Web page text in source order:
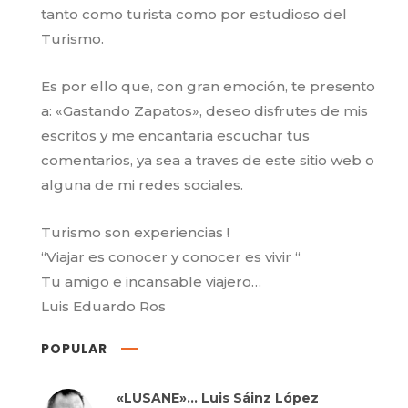
tanto como turista como por estudioso del
Turismo.
Es por ello que, con gran emoción, te presento
a: «Gastando Zapatos», deseo disfrutes de mis
escritos y me encantaria escuchar tus
comentarios, ya sea a traves de este sitio web o
alguna de mi redes sociales.
Turismo son experiencias !
“Viajar es conocer y conocer es vivir “
Tu amigo e incansable viajero…
Luis Eduardo Ros
POPULAR
«LUSANE»… Luis Sáinz López